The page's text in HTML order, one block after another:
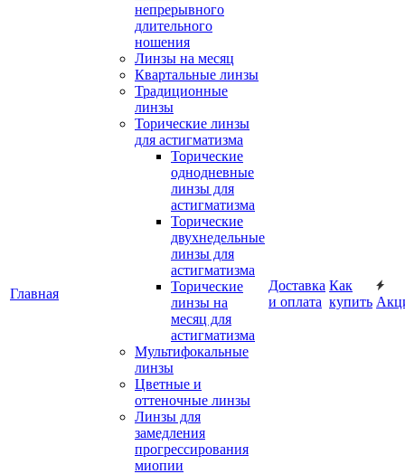
Главная
непрерывного
длительного
ношения
Линзы на месяц
Квартальные линзы
Традиционные
линзы
Торические линзы
для астигматизма
Торические
однодневные
линзы для
астигматизма
Торические
двухнедельные
линзы для
астигматизма
Торические
линзы на
месяц для
астигматизма
Мультифокальные
линзы
Цветные и
оттеночные линзы
Линзы для
замедления
прогрессирования
миопии
Доставка
и оплата
Как
купить